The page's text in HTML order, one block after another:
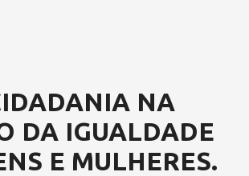
NA
DA IGUALDADE
E MULHERES.